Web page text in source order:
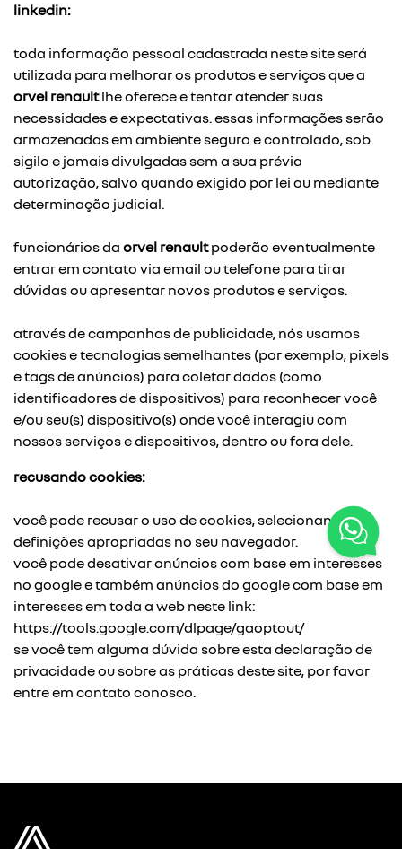
linkedin:
toda informação pessoal cadastrada neste site será
utilizada para melhorar os produtos e serviços que a
orvel renaultlhe oferece e tentar atender suas
necessidades e expectativas. essas informações serão
armazenadas em ambiente seguro e controlado, sob
sigilo e jamais divulgadas sem a sua prévia
autorização, salvo quando exigido por lei ou mediante
determinação judicial.
funcionários da orvel renaultpoderão eventualmente
entrar em contato via email ou telefone para tirar
dúvidas ou apresentar novos produtos e serviços.
através de campanhas de publicidade, nós usamos
cookies e tecnologias semelhantes (por exemplo, pixels
e tags de anúncios) para coletar dados (como
identificadores de dispositivos) para reconhecer você
e/ou seu(s) dispositivo(s) onde você interagiu com
nossos serviços e dispositivos, dentro ou fora dele.
recusando cookies:
você pode recusar o uso de cookies, selecionando as
definições apropriadas no seu navegador.
você pode desativar anúncios com base em interesses
no google e também anúncios do google com base em
interesses em toda a web neste link:
https://tools.google.com/dlpage/gaoptout/
se você tem alguma dúvida sobre esta declaração de
privacidade ou sobre as práticas deste site, por favor
entre em contato conosco.